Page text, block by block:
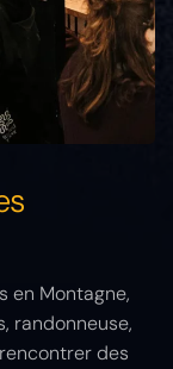
en Montagne,
randonneuse,
des